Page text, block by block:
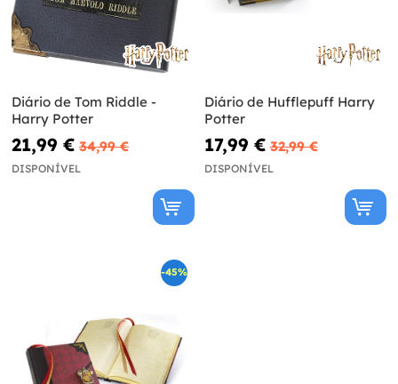
Diário de Tom Riddle -
Harry Potter
21,99 € 34,99 €
DISPONÍVEL
Diário de Hufflepuff Harry
Potter
17,99 € 32,99 €
DISPONÍVEL
-45%